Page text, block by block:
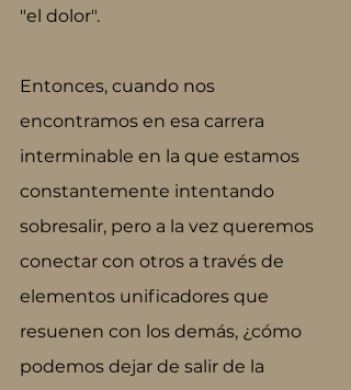
"el dolor".
Entonces, cuando nos
encontramos en esa carrera
interminable en la que estamos
constantemente intentando
sobresalir, pero a la vez queremos
conectar con otros a través de
elementos unificadores que
resuenen con los demás, ¿cómo
podemos dejar de salir de la